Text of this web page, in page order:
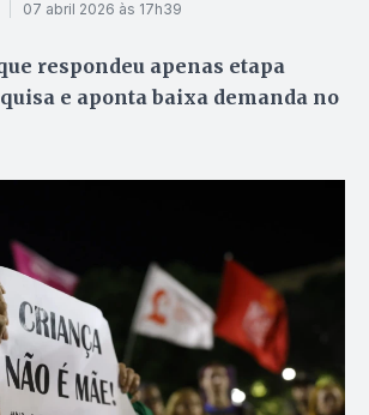
07 abril 2026 às 17h39
respondeu apenas etapa
e aponta baixa demanda no